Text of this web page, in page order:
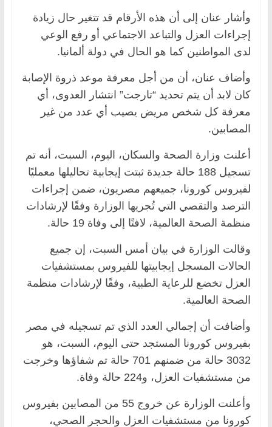
وأشار عنان إلى أن هذه الأرقام قد تتغير حال زيادة
إجراءات العزل والتباعد الاجتماعي أو رفع الوعي
لدى المواطنين كما هو الحال في دولة ألمانيا.
وأضاف عنان، أن من أجل معرفة موعد ذروة الإصابة
كان لابد أن يتم تحديد “تارجت” انتشار العدوى، أي
معرفة كل شخص مريض يصيب أي عدد من غير
المصابين.
أعلنت وزارة الصحة والسكان، اليوم، السبت، أنه تم
تسجيل 188 حالة جديدة ثبتت إيجابية تحاليلها معمليًا
لفيروس كورونا، جميعهم مصريون، ضمن إجراءات
الترصد والتقصي التي تُجريها الوزارة وفقًا لإرشادات
منظمة الصحة العالمية، لافتًا إلى وفاة 19 حالة.
وقالت الوزارة في بيان أمس السبت، إن جميع
الحالات المسجل إيجابيتها للفيروس بمستشفيات
العزل تخضع للرعاية الطبية، وفقًا لإرشادات منظمة
الصحة العالمية.
وأضافت أن إجمالي العدد الذي تم تسجيله في مصر
بفيروس كورونا المستجد حتى اليوم، السبت، هو
3032 حالة من ضمنهم 701 حالة تم شفاؤها وخرجت
من مستشفيات العزل، و224 حالة وفاة.
وأعلنت الوزارة عن خروج 55 من المصابين بفيروس
كورونا من مستشفيات العزل والحجر الصحي،